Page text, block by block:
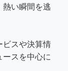
熱い瞬間を逃
ビスや決算情
スを中心に